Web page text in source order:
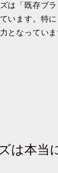
は「既存ブ
います。特
となっていま
は本当